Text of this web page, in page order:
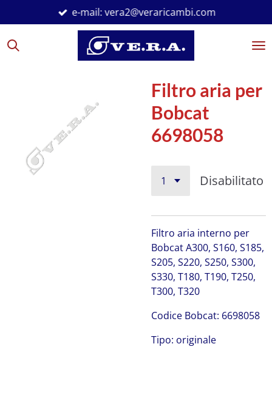
al
contenuto
e-mail: vera2@veraricambi.com
Filtro aria per
Bobcat
6698058
Disabilitato
Filtro aria interno per
Bobcat A300, S160, S185,
S205, S220, S250, S300,
S330, T180, T190, T250,
T300, T320
Codice Bobcat: 6698058
Tipo: originale